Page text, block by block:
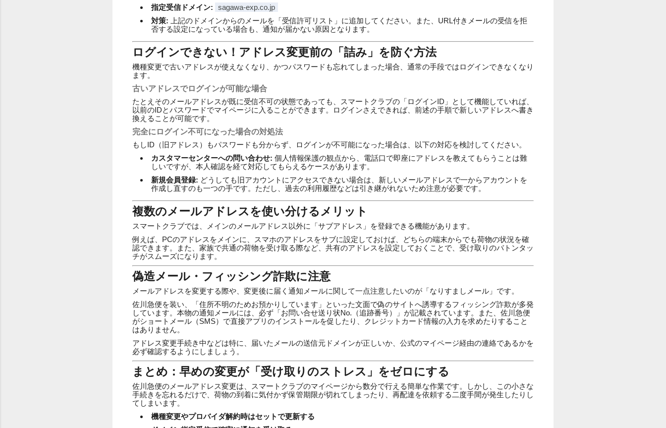
指定受信ドメイン:
sagawa-exp.co.jp
対策: 上記のドメインからのメールを「受信許可リスト」に追加してください。また、URL付きメールの受信を拒
否する設定になっている場合も、通知が届かない原因となります。
ログインできない！アドレス変更前の「詰み」を防ぐ方法
機種変更で古いアドレスが使えなくなり、かつパスワードも忘れてしまった場合、通常の手段ではログインできなくなり
ます。
古いアドレスでログインが可能な場合
たとえそのメールアドレスが既に受信不可の状態であっても、スマートクラブの「ログインID」として機能していれば、
以前のIDとパスワードでマイページに入ることができます。ログインさえできれば、前述の手順で新しいアドレスへ書き
換えることが可能です。
完全にログイン不可になった場合の対処法
もしID（旧アドレス）もパスワードも分からず、ログインが不可能になった場合は、以下の対応を検討してください。
カスタマーセンターへの問い合わせ: 個人情報保護の観点から、電話口で即座にアドレスを教えてもらうことは難
しいですが、本人確認を経て対応してもらえるケースがあります。
新規会員登録: どうしても旧アカウントにアクセスできない場合は、新しいメールアドレスで一からアカウントを
作成し直すのも一つの手です。ただし、過去の利用履歴などは引き継がれないため注意が必要です。
複数のメールアドレスを使い分けるメリット
スマートクラブでは、メインのメールアドレス以外に「サブアドレス」を登録できる機能があります。
例えば、PCのアドレスをメインに、スマホのアドレスをサブに設定しておけば、どちらの端末からでも荷物の状況を確
認できます。また、家族で共通の荷物を受け取る際など、共有のアドレスを設定しておくことで、受け取りのバトンタッ
チがスムーズになります。
偽造メール・フィッシング詐欺に注意
メールアドレスを変更する際や、変更後に届く通知メールに関して一点注意したいのが「なりすましメール」です。
佐川急便を装い、「住所不明のためお預かりしています」といった文面で偽のサイトへ誘導するフィッシング詐欺が多発
しています。本物の通知メールには、必ず「お問い合せ送り状No.（追跡番号）」が記載されています。また、佐川急便
がショートメール（SMS）で直接アプリのインストールを促したり、クレジットカード情報の入力を求めたりすること
はありません。
アドレス変更手続き中などは特に、届いたメールの送信元ドメインが正しいか、公式のマイページ経由の連絡であるかを
必ず確認するようにしましょう。
まとめ：早めの変更が「受け取りのストレス」をゼロにする
佐川急便のメールアドレス変更は、スマートクラブのマイページから数分で行える簡単な作業です。しかし、この小さな
手続きを忘れるだけで、荷物の到着に気付かず保管期限が切れてしまったり、再配達を依頼する二度手間が発生したりし
てしまいます。
機種変更やプロバイダ解約時はセットで更新する